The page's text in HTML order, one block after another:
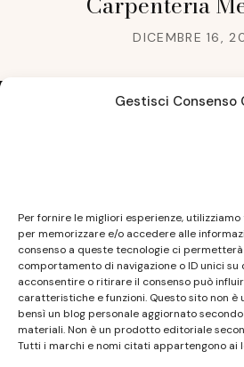
Gestisci Consenso
Per fornire le migliori esperienze,
per memorizzare e/o accedere alle
consenso a queste tecnologie ci
comportamento di navigazione o ID unici su
acconsentire o ritirare il consenso può
caratteristiche e funzioni. Questo sito non
bensì un blog personale aggiornato
materiali. Non è un prodotto editoriale
Tutti i marchi e nomi citati appartengono
DICEMBRE 16,
non ha carattere periodico
secondo la disponibilità e la
Pertanto non può essere
un prodotto editoriale ai sensi
7/3/2001. Tutti i marchi riportati
legittimi proprietari; marchi di